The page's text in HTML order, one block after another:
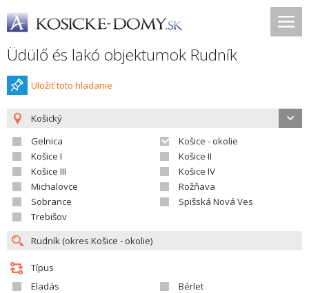
Üdülő és lakó objektumok Rudník
Uložiť toto hladanie
Košický
Gelnica
Košice - okolie
Košice I
Košice II
Košice III
Košice IV
Michalovce
Rožňava
Sobrance
Spišská Nová Ves
Trebišov
Típus
Eladás
Bérlet